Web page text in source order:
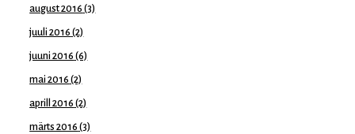
august 2016 (3)
juuli 2016 (2)
juuni 2016 (6)
mai 2016 (2)
aprill 2016 (2)
märts 2016 (3)